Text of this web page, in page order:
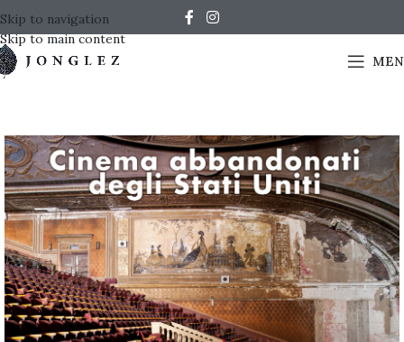
Skip to navigation
Skip to main content